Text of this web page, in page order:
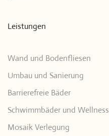
Leistungen
Wand und Bodenfliesen
Umbau und Sanierung
Barrierefreie Bäder
Schwimmbäder und Wellness
Mosaik Verlegung